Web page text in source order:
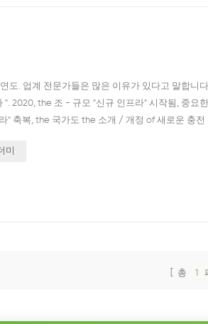
도. 업계 전문가들은 많은 이유가 있다고 말합니
2020, the 조 - 규모 "신규 인프라" 시작됨, 중요
" 축복, the 국가도 the 소개 / 개정 of 새로운 충전
미
[ 총 1